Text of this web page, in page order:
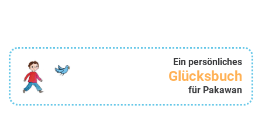
Ein persönliches
Glücksbuch
für Pakawan